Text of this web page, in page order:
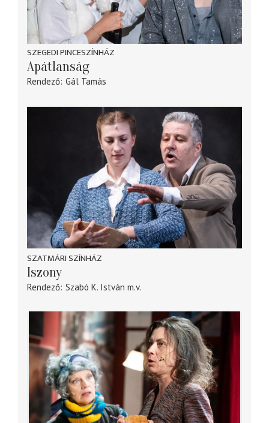
SZEGEDI PINCESZÍNHÁZ
Apátlanság
Rendező Gál Tamás
SZATMÁRI SZÍNHÁZ
Iszony
Rendező Szabó K. István m.v.